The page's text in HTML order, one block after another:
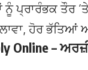
ਨੂੰ ਪ੍ਰਾਰੰਭਕ ਤੌਰ
ਹੋਰ ਭੱਤਿਆਂ
Online –